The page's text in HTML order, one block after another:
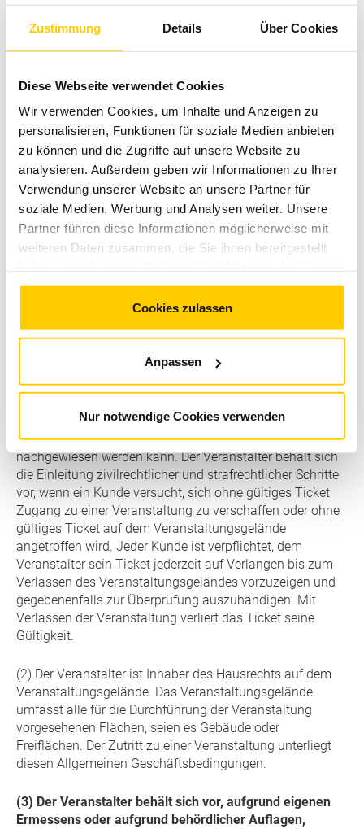
Zustimmung Details Über Cookies
Diese Webseite verwendet Cookies
Wir verwenden Cookies, um Inhalte und Anzeigen zu
personalisieren, Funktionen für soziale Medien anbieten
zu können und die Zugriffe auf unsere Website zu
analysieren. Außerdem geben wir Informationen zu Ihrer
Verwendung unserer Website an unsere Partner für
soziale Medien, Werbung und Analysen weiter. Unsere
Partner führen diese Informationen möglicherweise mit
weiteren Daten zusammen, die Sie ihnen bereitgestellt
gesammelt haben. Sie geben Einwilligung zu unseren
Cookies, wenn Sie unsere Webseite weiterhin nutzen.
Cookies zulassen
Anpassen
Nur notwendige Cookies verwenden
Tickets ohne ausdrückliche vorherige schriftliche
Zustimmung durch den Veranstalter zu Zwecken der
Werbegeschenke, Gewinne oder als Teil eines nicht
autorisierten Hospitality- oder Reisepakets
weiterzugeben oder zu verwenden.
(2) Wird ein Ticket für die vorgenannten unzulässigen
Zwecke verwendet so behält sich der Veranstalter vor, das
Tickets auch elektronisch zu sperren und dem Kunden
entschädigungslos den Zutritt zum
verweisen.
7. Veranstaltungsbedingungen
(1) Der Besuch einer Veranstaltung wird nur bei Vorlage
eines gültigen Tickets gestattet. Bei ermäßigten Tickets
beim Einlass der Grund der Ermäßigung (z.B.
Rollstuhlfahrer mit Schwerbeschädigtenausweis)
nachgewiesen werden kann. Der Veranstalter behält sich
die Einleitung zivilrechtlicher und strafrechtlicher Schritte
vor, wenn ein Kunde versucht, sich ohne gültiges Ticket
Zugang zu einer Veranstaltung zu verschaffen oder ohne
gültiges Ticket auf dem Veranstaltungsgelände
angetroffen wird. Jeder Kunde ist verpflichtet, dem
Veranstalter sein Ticket jederzeit auf Verlangen bis zum
Verlassen des Veranstaltungsgeländes vorzuzeigen und
gegebenenfalls zur Überprüfung auszuhändigen. Mit
Verlassen der Veranstaltung verliert das Ticket seine
Gültigkeit.
(2) Der Veranstalter ist Inhaber des Hausrechts auf dem
Veranstaltungsgelände. Das Veranstaltungsgelände
umfasst alle für die Durchführung der Veranstaltung
vorgesehenen Flächen, seien es Gebäude oder
Freiflächen. Der Zutritt zu einer Veranstaltung unterliegt
diesen Allgemeinen Geschäftsbedingungen.
(3) Der Veranstalter behält sich vor, aufgrund eigenen
Ermessens oder aufgrund behördlicher Auflagen,